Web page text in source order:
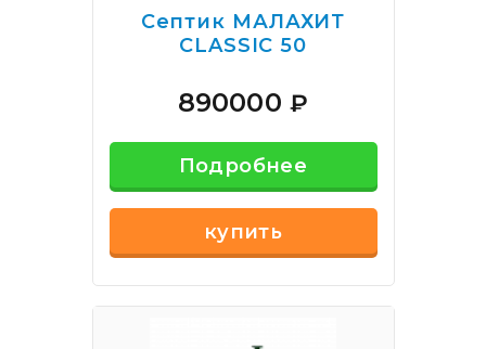
Септик МАЛАХИТ
CLASSIC 50
890000₽
Подробнее
купить